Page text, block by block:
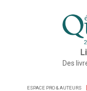
Des
ESPACE PRO & AUTEURS